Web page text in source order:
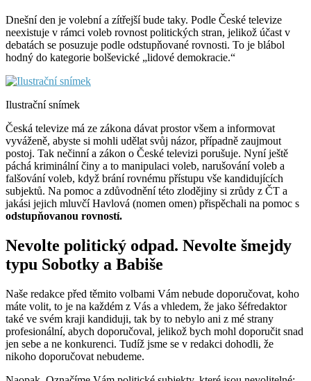
Dnešní den je volební a zítřejší bude taky. Podle České televize
neexistuje v rámci voleb rovnost politických stran, jelikož účast v
debatách se posuzuje podle odstupňované rovnosti. To je blábol
hodný do kategorie bolševické „lidové demokracie.“
Ilustrační snímek
Česká televize má ze zákona dávat prostor všem a informovat
vyváženě, abyste si mohli udělat svůj názor, případně zaujmout
postoj. Tak nečinní a zákon o České televizi porušuje. Nyní ještě
páchá kriminální činy a to manipulaci voleb, narušování voleb a
falšování voleb, když brání rovnému přístupu vše kandidujících
subjektů. Na pomoc a zdůvodnění této zlodějiny si zrůdy z ČT a
jakási jejich mluvčí Havlová (nomen omen) přispěchali na pomoc s
odstupňovanou rovností.
Nevolte politický odpad. Nevolte šmejdy
typu Sobotky a Babiše
Naše redakce před těmito volbami Vám nebude doporučovat, koho
máte volit, to je na každém z Vás a vhledem, že jako šéfredaktor
také ve svém kraji kandiduji, tak by to nebylo ani z mé strany
profesionální, abych doporučoval, jelikož bych mohl doporučit snad
jen sebe a ne konkurenci. Tudíž jsme se v redakci dohodli, že
nikoho doporučovat nebudeme.